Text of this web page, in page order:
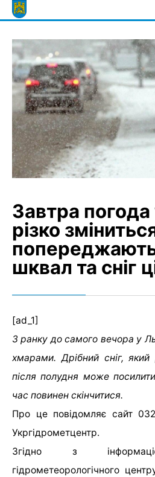
Skip
to
Завтра погода
різко
шквал та сніг
[ad_1]
З ранку до самого вечора у
хмарами. Дрібний сніг, який
після полудня може
час повинен скінчитися.
Про це повідомляє сайт
Укргідрометцентр.
Згідно з
гідрометеорологічного